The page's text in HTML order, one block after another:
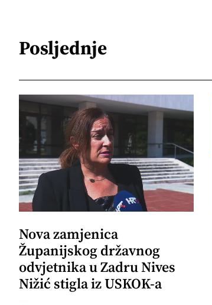
Posljednje
Nova zamjenica
Županijskog državnog
odvjetnika u Zadru Nives
Nižić stigla iz USKOK-a